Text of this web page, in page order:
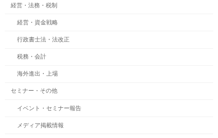
経営・法務・税制
経営・資金戦略
行政書士法・法改正
税務・会計
海外進出・上場
セミナー・その他
イベント・セミナー報告
メディア掲載情報